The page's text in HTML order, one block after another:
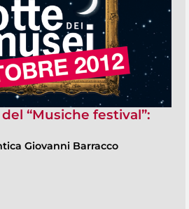
“Musiche festival”:
Giovanni Barracco